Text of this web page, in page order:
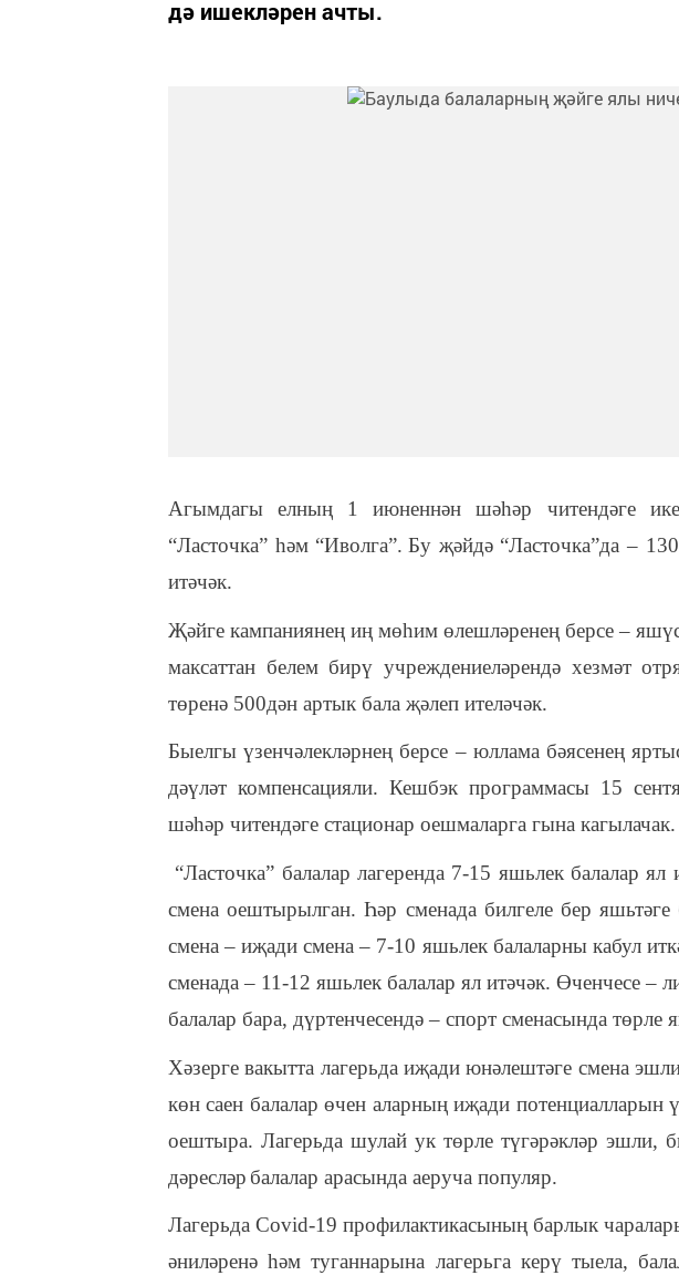
дә ишекләрен ачты.
Агымдагы елның 1 июненнән шәһәр читендәге
“Ласточка” һәм “Иволга”. Бу җәйдә “Ласточка”да –
итәчәк.
Җәйге кампаниянең иң мөһим өлешләренең берсе –
максаттан белем бирү учреждениеләрендә хезмәт
төренә 500дән артык бала җәлеп ителәчәк.
Быелгы үзенчәлекләрнең берсе – юллама бәясенең
дәүләт компенсацияли. Кешбэк программасы 15
шәһәр читендәге стационар оешмаларга гына кагылачак.
“Ласточка” балалар лагеренда 7-15 яшьлек балалар ял
смена оештырылган. Һәр сменада билгеле бер
смена – иҗади смена– 7-10 яшьлек балаларны кабул ит
сменада – 11-12 яшьлек балалар ял итәчәк. Өченчесе –
балалар бара, дүртенчесендә – спорт сменасында төрле
Хәзерге вакытта лагерьда иҗади юнәлештәге смена
көн саен балалар өчен аларныңиҗади потенциалларын
оештыра. Лагерьда шулай ук төрле түгәрәкләр эшли,
дәресләр балалар арасында аеруча популяр.
Лагерьда Covid-19 профилактикасының барлык
әниләренә һәм туганнарына лагерьга керү тыела,